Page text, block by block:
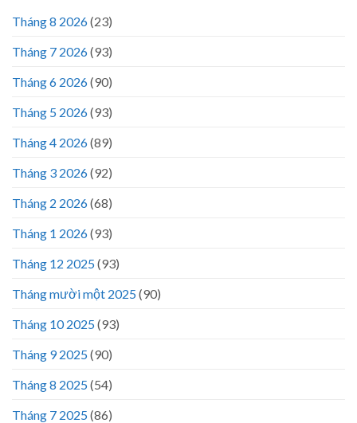
Tháng 8 2026(23)
Tháng 7 2026(93)
Tháng 6 2026(90)
Tháng 5 2026(93)
Tháng 4 2026(89)
Tháng 3 2026(92)
Tháng 2 2026(68)
Tháng 1 2026(93)
Tháng 12 2025(93)
Tháng mười một 2025(90)
Tháng 10 2025(93)
Tháng 9 2025(90)
Tháng 8 2025(54)
Tháng 7 2025(86)